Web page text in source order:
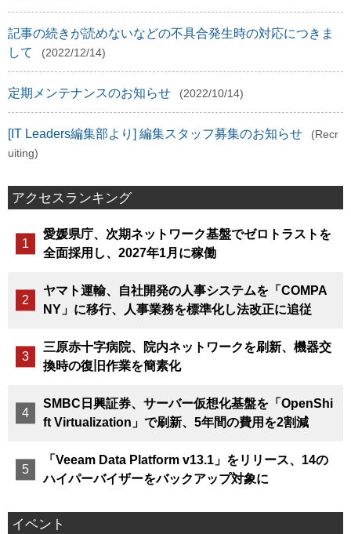
記事の続きが読めないなどの不具合発生時の対応につきま
して
(2022/12/14)
定期メンテナンスのお知らせ (2022/10/14)
[IT Leaders編集部より] 編集スタッフ募集のお知らせ
(Recr
uiting)
アクセスランキング
愛媛県庁、次期ネットワーク基盤でゼロトラストを
全面採用し、2027年1月に稼働
ヤマト運輸、自社開発の人事システムを「COMPA
NY」に移行、人事業務を標準化し法改正に追従
三原赤十字病院、院内ネットワークを刷新、機器交
換時の復旧作業を簡素化
SMBC日興証券、サーバー仮想化基盤を「OpenShi
ft Virtualization」で刷新、5年間の費用を2割減
「Veeam Data Platform v13.1」をリリース、14の
ハイパーバイザーをバックアップ対象に
イベント